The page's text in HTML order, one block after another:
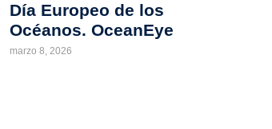
Día Europeo de los
Océanos. OceanEye
marzo 8, 2026